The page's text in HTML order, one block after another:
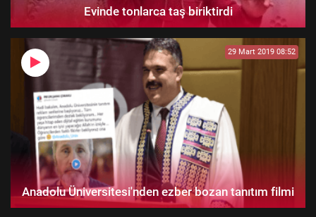
Evinde tonlarca taş biriktirdi
29 Mart 2019 08:52
Anadolu Üniversitesi'nden ezber bozan tanıtım filmi